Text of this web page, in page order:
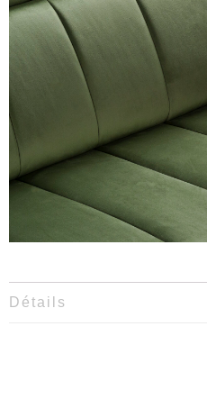
Détails